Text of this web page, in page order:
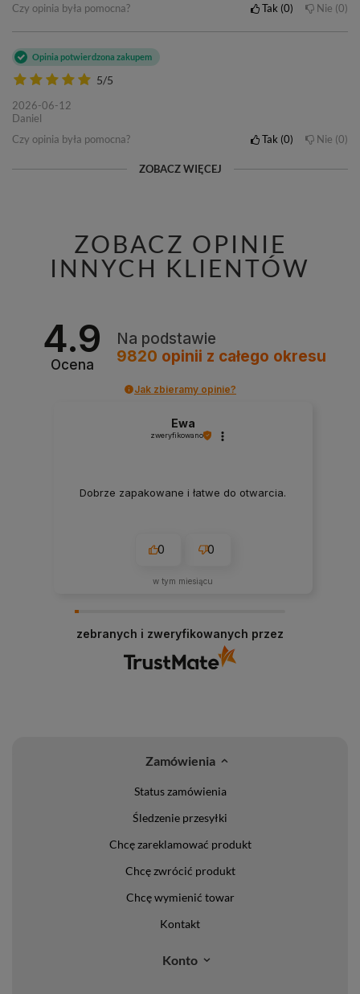
Czy opinia była pomocna?
Tak 0 Nie 0
5/5
Opinia potwierdzona zakupem
2026-06-12
Daniel
Czy opinia była pomocna?
Tak 0 Nie 0
ZOBACZ WIĘCEJ
ZOBACZ OPINIE
INNYCH KLIENTÓW
4.9
Ocena
Na podstawie
9820 opinii z całego okresu
Jak zbieramy opinie?
Ewa
zweryfikowano
Dobrze zapakowane i łatwe do otwarcia.
0 0
w tym miesiącu
zebranych i zweryfikowanych przez
Zamówienia
Status zamówienia
Śledzenie przesyłki
Chcę zareklamować produkt
Chcę zwrócić produkt
Chcę wymienić towar
Kontakt
Konto